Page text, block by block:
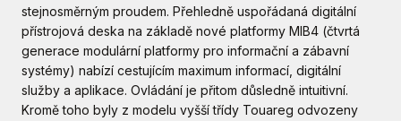
stejnosměrným proudem. Přehledně uspořádaná digitální
přístrojová deska na základě nové platformy MIB4 (čtvrtá
generace modulární platformy pro informační a zábavní
systémy) nabízí cestujícím maximum informací, digitální
služby a aplikace. Ovládání je přitom důsledně intuitivní.
Kromě toho byly z modelu vyšší třídy Touareg odvozeny